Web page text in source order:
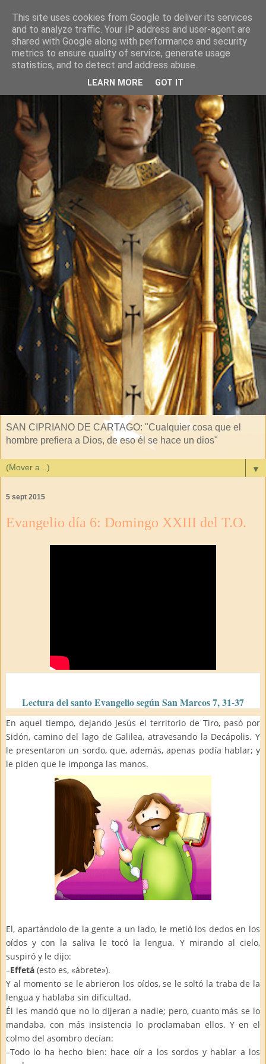
SAN CIPRIANO DE CARTAGO: "Cualquier cosa que el
hombre prefiera a Dios, de eso él se hace un dios"
▼
5 sept 2015
Evangelio día 6: Domingo XXIII del T.O.
Lectura del santo Evangelio según San Marcos 7, 31-37
En aquel tiempo, dejando Jesús el territorio de Tiro, pasó por
Sidón, camino del lago de Galilea, atravesando la Decápolis. Y
le presentaron un sordo, que, además, apenas podía hablar; y
le piden que le imponga las manos.
El, apartándolo de la gente a un lado, le metió los dedos en los
oídos y con la saliva le tocó la lengua. Y mirando al cielo,
suspiró y le dijo:
–Effetá (esto es, «ábrete»).
Y al momento se le abrieron los oídos, se le soltó la traba de la
lengua y hablaba sin dificultad.
Él les mandó que no lo dijeran a nadie; pero, cuanto más se lo
mandaba, con más insistencia lo proclamaban ellos. Y en el
colmo del asombro decían:
–Todo lo ha hecho bien: hace oír a los sordos y hablar a los
This site uses cookies from Google to deliver its services
and to analyze traffic. Your IP address and user-agent are
shared with Google along with performance and security
metrics to ensure quality of service, generate usage
statistics, and to detect and address abuse.
LEARN MORE GOT IT